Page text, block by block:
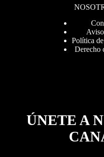
Política
Derecho
ÚNETE A